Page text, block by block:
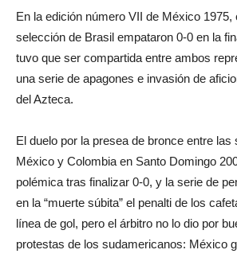
En la edición número VII de México 1975,
selección de Brasil empataron 0-0 en la
tuvo que ser compartida entre ambos
una serie de apagones e invasión de
del Azteca.
El duelo por la presea de bronce entre las
México y Colombia en Santo Domingo
polémica tras finalizar 0-0, y la serie de
en la “muerte súbita” el penalti de los
línea de gol, pero el árbitro no lo dio por
protestas de los sudamericanos: México